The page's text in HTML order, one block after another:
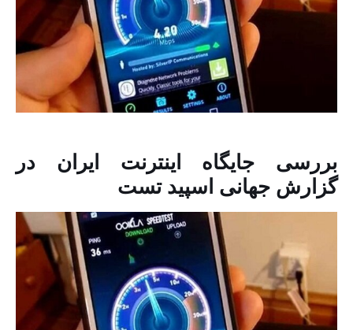
بررسی جایگاه اینترنت ایران در
گزارش جهانی اسپید تست